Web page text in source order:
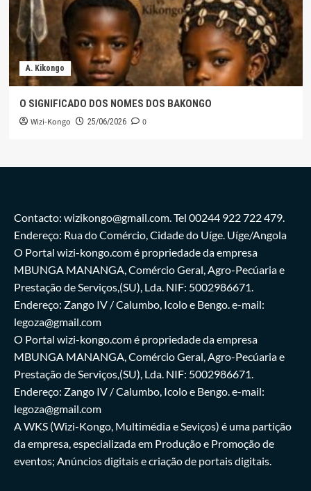
A. Kikongo
O SIGNIFICADO DOS NOMES DOS BAKONGO
Wizi-Kongo 25/06/2026 0
Contacto: wizikongo@gmail.com. Tel 00244 922 722 479.
Endereço: Rua do Comércio, Cidade do Uíge. Uíge/Angola
O Portal wizi-kongo.com é propriedade da empresa
MBUNGA MANANGA, Comércio Geral, Agro-Pecúaria e
Prestação de Serviços,(SU), Lda. NIF: 5002986671.
Endereço: Zango IV / Calumbo, Icolo e Bengo. e-mail:
legoza@gmail.com
O Portal wizi-kongo.com é propriedade da empresa
MBUNGA MANANGA, Comércio Geral, Agro-Pecúaria e
Prestação de Serviços,(SU), Lda. NIF: 5002986671.
Endereço: Zango IV / Calumbo, Icolo e Bengo. e-mail:
legoza@gmail.com
A WKS (Wizi-Kongo, Multimédia e Seviços) é uma partição
da empresa, especializada em Produção e Promoção de
eventos; Anúncios digitais e criação de portais digitais.